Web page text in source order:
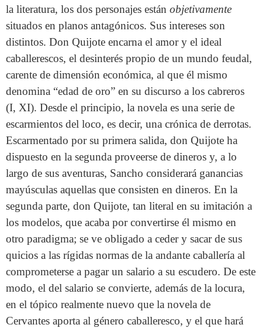
la literatura, los dos personajes están objetivamente
situados en planos antagónicos. Sus intereses son
distintos. Don Quijote encarna el amor y el ideal
caballerescos, el desinterés propio de un mundo feudal,
carente de dimensión económica, al que él mismo
denomina “edad de oro” en su discurso a los cabreros
(I, XI). Desde el principio, la novela es una serie de
escarmientos del loco, es decir, una crónica de derrotas.
Escarmentado por su primera salida, don Quijote ha
dispuesto en la segunda proveerse de dineros y, a lo
largo de sus aventuras, Sancho considerará ganancias
mayúsculas aquellas que consisten en dineros. En la
segunda parte, don Quijote, tan literal en su imitación a
los modelos, que acaba por convertirse él mismo en
otro paradigma; se ve obligado a ceder y sacar de sus
quicios a las rígidas normas de la andante caballería al
comprometerse a pagar un salario a su escudero. De este
modo, el del salario se convierte, además de la locura,
en el tópico realmente nuevo que la novela de
Cervantes aporta al género caballeresco, y el que hará